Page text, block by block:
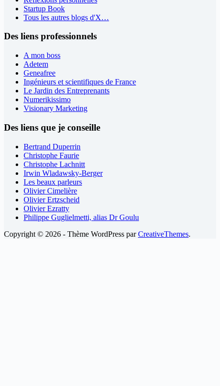
Startup Book
Tous les autres blogs d'X…
Des liens professionnels
A mon boss
Adetem
Geneafree
Ingénieurs et scientifiques de France
Le Jardin des Entreprenants
Numerikissimo
Visionary Marketing
Des liens que je conseille
Bertrand Duperrin
Christophe Faurie
Christophe Lachnitt
Irwin Wladawsky-Berger
Les beaux parleurs
Olivier Cimelière
Olivier Ertzscheid
Olivier Ezratty
Philippe Guglielmetti, alias Dr Goulu
Copyright © 2026 - Thème WordPress parCreativeThemes.